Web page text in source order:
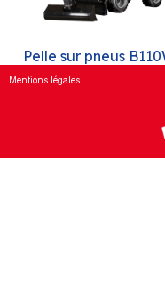
Pelle sur pneus
Mentions légales